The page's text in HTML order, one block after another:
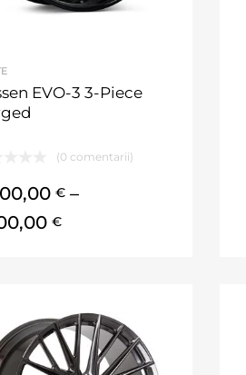
EVO-3 3-Piece
(0 comentarii)
€ –
€